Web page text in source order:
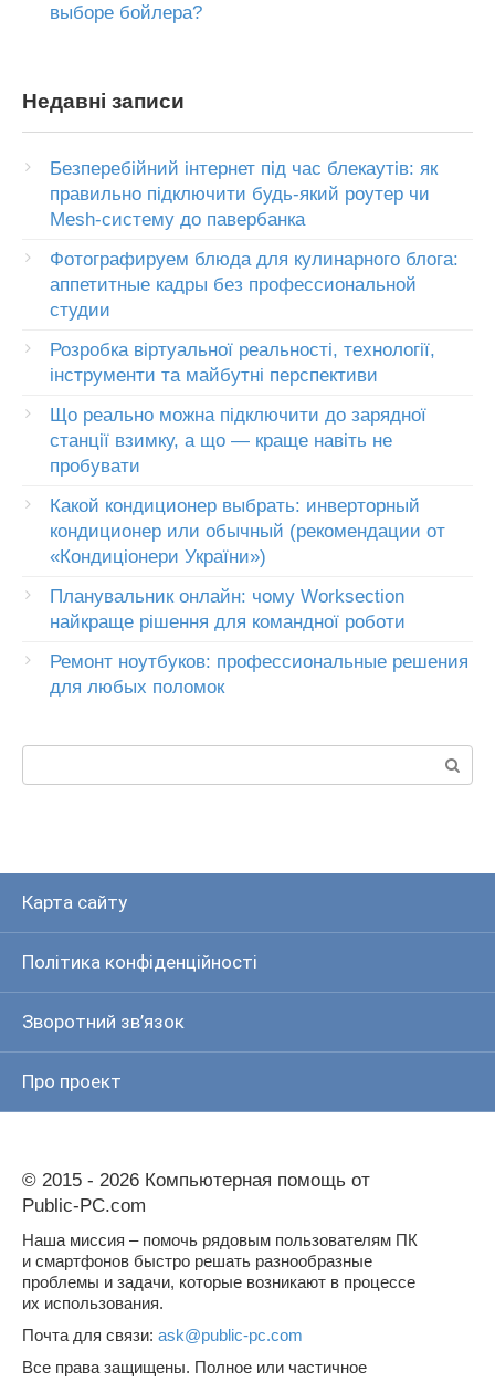
выборе бойлера?
Недавні записи
Безперебійний інтернет під час блекаутів: як
правильно підключити будь-який роутер чи
Mesh-систему до павербанка
Фотографируем блюда для кулинарного блога:
аппетитные кадры без профессиональной
студии
Розробка віртуальної реальності, технології,
інструменти та майбутні перспективи
Що реально можна підключити до зарядної
станції взимку, а що — краще навіть не
пробувати
Какой кондиционер выбрать: инверторный
кондиционер или обычный (рекомендации от
«Кондиціонери України»)
Планувальник онлайн: чому Worksection
найкраще рішення для командної роботи
Ремонт ноутбуков: профессиональные решения
для любых поломок
Карта сайту
Політика конфіденційності
Зворотний зв’язок
Про проект
© 2015 - 2026 Компьютерная помощь от
Public-PC.com
Наша миссия – помочь рядовым пользователям ПК
и смартфонов быстро решать разнообразные
проблемы и задачи, которые возникают в процессе
их использования.
Почта для связи: ask@public-pc.com
Все права защищены. Полное или частичное